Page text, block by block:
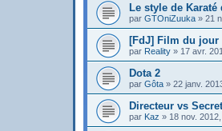
Le style de Karaté
par GTOniZuuka » 21
[FdJ] Film du jour
par Reality » 17 avr.
Dota 2
par Gôta » 22 janv.
Directeur vs
par Kaz » 18 nov.